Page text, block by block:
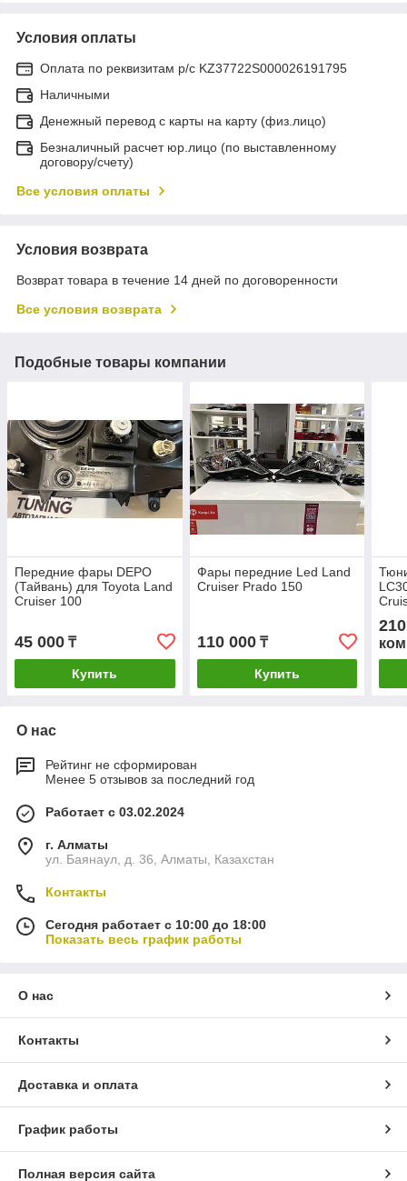
Условия оплаты
Оплата по реквизитам р/с KZ37722S000026191795
Наличными
Денежный перевод с карты на карту (физ.лицо)
Безналичный расчет юр.лицо (по выставленному
договору/счету)
Все условия оплаты
Условия возврата
Возврат товара в течение 14 дней по договоренности
Все условия возврата
Подобные товары компании
Передние фары DEPO
(Тайвань) для Toyota Land
Cruiser 100
45 000 ₸
Купить
Фары передние Led Land
Cruiser Prado 150
110 000₸
Купить
О нас
Рейтинг не сформирован
Менее 5 отзывов за последний год
Работает с 03.02.2024
г. Алматы
ул. Баянаул, д. 36, Алматы, Казахстан
Контакты
Сегодня работает с 10:00 до 18:00
Показать весь график работы
О нас
Контакты
Доставка и оплата
График работы
Полная версия сайта